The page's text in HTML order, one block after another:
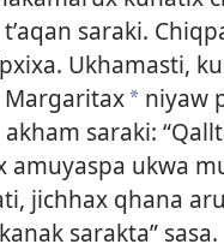
tʼaqan saraki.
Ukhamasti,
Margaritax* niyaw
saraki:
amuyaspa ukwa
jichhax qhana
sarakta” sasa.